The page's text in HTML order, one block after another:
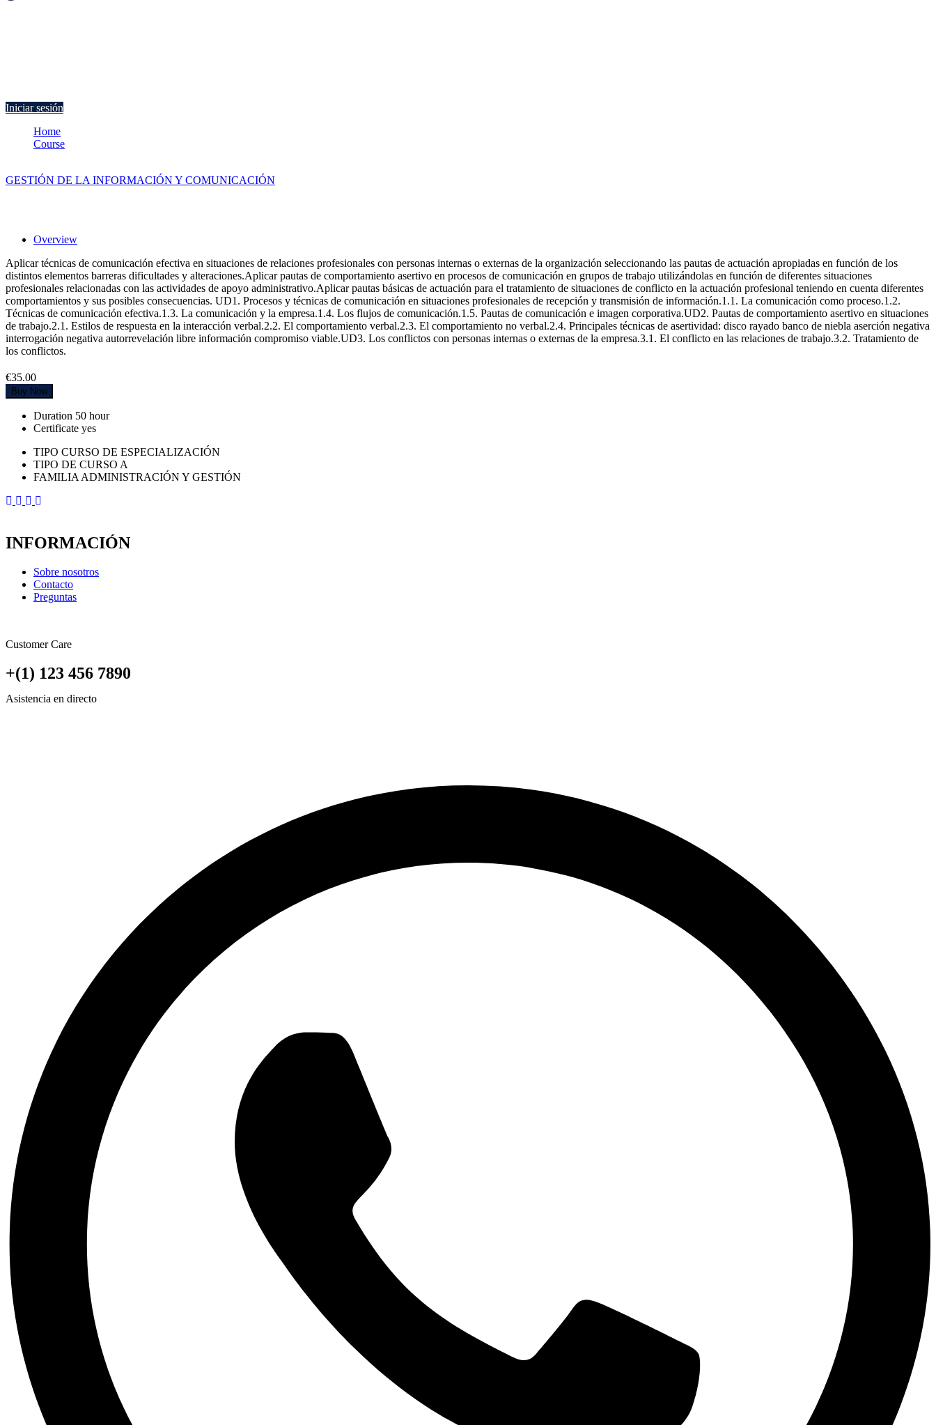
Iniciar sesión
Home
Course
GESTIÓN DE LA INFORMACIÓN Y COMUNICACIÓN
Overview
Aplicar técnicas de comunicación efectiva en situaciones de relaciones profesionales con personas internas o externas de la organización seleccionando las pautas de actuación apropiadas en función de los
distintos elementos barreras dificultades y alteraciones.Aplicar pautas de comportamiento asertivo en procesos de comunicación en grupos de trabajo utilizándolas en función de diferentes situaciones
profesionales relacionadas con las actividades de apoyo administrativo.Aplicar pautas básicas de actuación para el tratamiento de situaciones de conflicto en la actuación profesional teniendo en cuenta diferentes
comportamientos y sus posibles consecuencias. UD1. Procesos y técnicas de comunicación en situaciones profesionales de recepción y transmisión de información.1.1. La comunicación como proceso.1.2.
Técnicas de comunicación efectiva.1.3. La comunicación y la empresa.1.4. Los flujos de comunicación.1.5. Pautas de comunicación e imagen corporativa.UD2. Pautas de comportamiento asertivo en situaciones
de trabajo.2.1. Estilos de respuesta en la interacción verbal.2.2. El comportamiento verbal.2.3. El comportamiento no verbal.2.4. Principales técnicas de asertividad: disco rayado banco de niebla aserción negativa
interrogación negativa autorrevelación libre información compromiso viable.UD3. Los conflictos con personas internas o externas de la empresa.3.1. El conflicto en las relaciones de trabajo.3.2. Tratamiento de
los conflictos.
€35.00
Buy Now
Duration 50 hour
Certificate yes
TIPO CURSO DE ESPECIALIZACIÓN
TIPO DE CURSO A
FAMILIA ADMINISTRACIÓN Y GESTIÓN
INFORMACIÓN
Sobre nosotros
Contacto
Preguntas
Customer Care
+(1) 123 456 7890
Asistencia en directo